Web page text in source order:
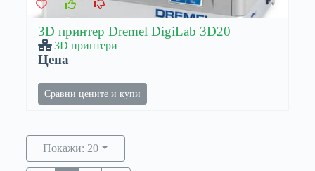
3D принтер Dremel DigiLab 3D20
3D принтери
Цена
Сравни цените и купи
Покажи: 20